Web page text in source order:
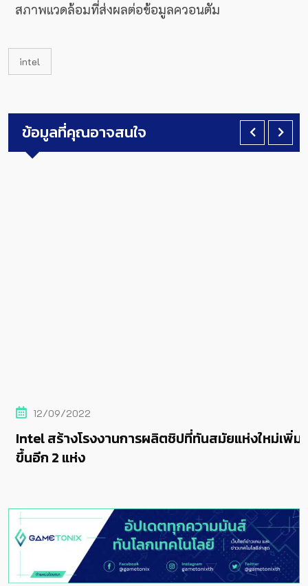
สภาพแวดล้อมที่ส่งผลต่อข้อมูลควอนตัม
intel
ข้อมูลที่คุณอาจสนใจ
12/09/2022
Intel สร้างโรงงานการผลิตชิปที่ทันสมัยแห่งใหม่เพิ่ม
ขึ้นอีก 2 แห่ง